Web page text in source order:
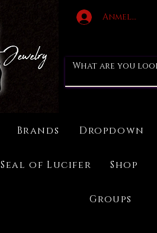
Anmelden
Brands Dropdown
Seal of Lucifer Shop
Groups